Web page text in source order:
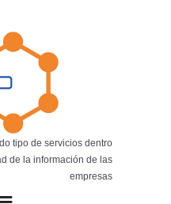
tipo de servicios dentro
de la información de las
empresas